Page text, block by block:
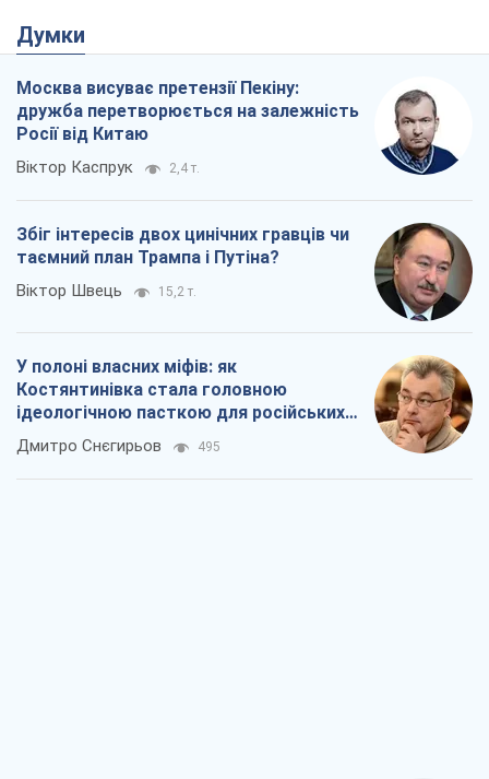
Думки
Москва висуває претензії Пекіну:
дружба перетворюється на залежність
Росії від Китаю
Віктор Каспрук 2,4 т.
Збіг інтересів двох цинічних гравців чи
таємний план Трампа і Путіна?
Віктор Швець 15,2 т.
У полоні власних міфів: як
Костянтинівка стала головною
ідеологічною пасткою для російських
окупантів
Дмитро Снєгирьов 495